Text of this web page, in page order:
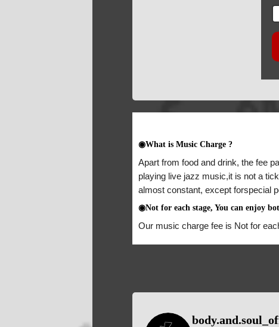
◉What is Music Charge ?
Apart from food and drink, the fee
playing live jazz music,it is not a
almost constant, except forspecial
◉Not for each stage, You can enjoy
Our music charge fee is Not for